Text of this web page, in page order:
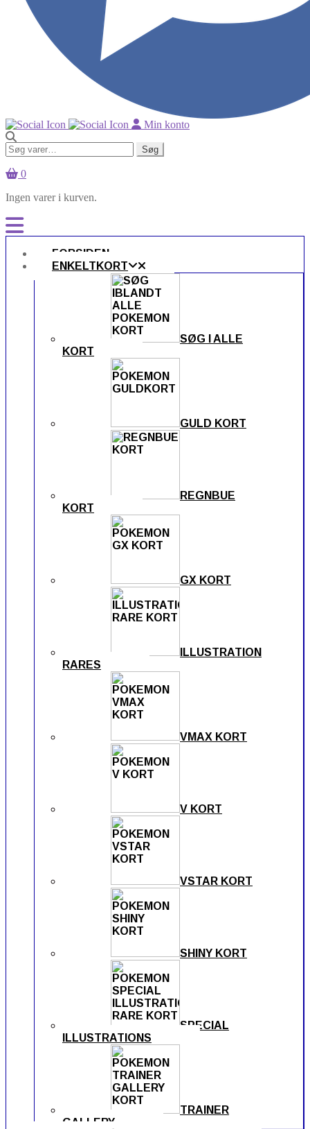
Min konto
Søg
efter:
Søg
0
Ingen varer i kurven.
FORSIDEN
ENKELTKORT
SØG I ALLE
KORT
GULD KORT
REGNBUE
KORT
GX KORT
ILLUSTRATION
RARES
VMAX KORT
V KORT
VSTAR KORT
SHINY KORT
SPECIAL
ILLUSTRATIONS
TRAINER
GALLERY